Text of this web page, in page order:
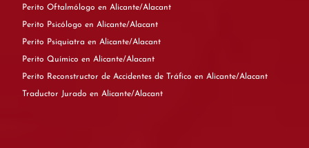
Perito Oftalmólogo en Alicante/Alacant
Perito Psicólogo en Alicante/Alacant
Perito Psiquiatra en Alicante/Alacant
Perito Químico en Alicante/Alacant
Perito Reconstructor de Accidentes de Tráfico en Alicante/Alacant
Traductor Jurado en Alicante/Alacant